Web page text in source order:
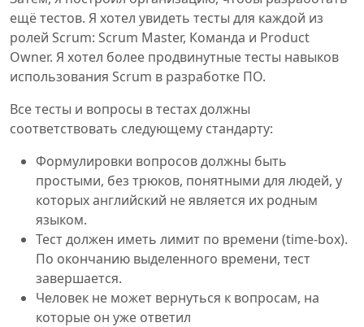
ещё тестов. Я хотел увидеть тесты для каждой из
ролей Scrum: Scrum Master, Команда и Product
Owner. Я хотел более продвинутные тесты навыков
использования Scrum в разработке ПО.
Все тесты и вопросы в тестах должны
соответствовать следующему стандарту:
Формулировки вопросов должны быть
простыми, без трюков, понятными для людей, у
которых английский не является их родным
языком.
Тест должен иметь лимит по времени (time-box).
По окончанию выделенного времени, тест
завершается.
Человек не может вернуться к вопросам, на
которые он уже ответил